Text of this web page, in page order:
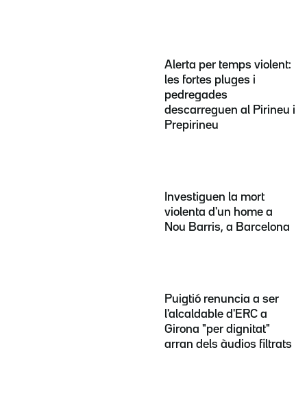
Alerta per temps violent:
les fortes pluges i
pedregades
descarreguen al Pirineu i
Prepirineu
Investiguen la mort
violenta d'un home a
Nou Barris, a Barcelona
Puigtió renuncia a ser
l'alcaldable d'ERC a
Girona "per dignitat"
arran dels àudios filtrats